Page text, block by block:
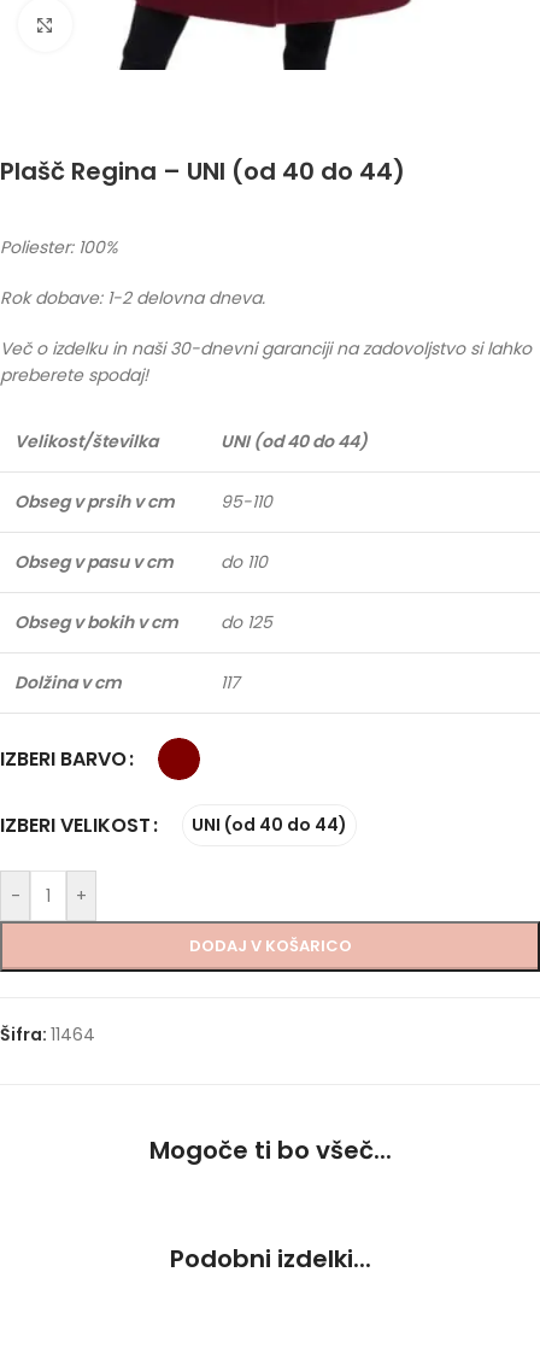
Click to enlarge
Plašč Regina – UNI (od 40 do 44)
Poliester: 100%
Rok dobave: 1-2 delovna dneva.
Več o izdelku in naši 30-dnevni garanciji na zadovoljstvo si lahko
preberete spodaj!
Velikost/številka UNI (od 40 do 44)
Obseg v prsih v cm 95-110
Obseg v pasu v cm do 110
Obseg v bokih v cm do 125
Dolžina v cm 117
IZBERI BARVO
IZBERI VELIKOST UNI (od 40 do 44)
- +
DODAJ V KOŠARICO
Šifra: 11464
Mogoče ti bo všeč...
Podobni izdelki...